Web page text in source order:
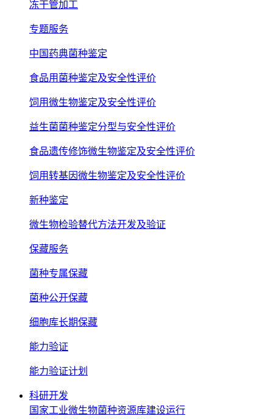
冻干管加工
专题服务
中国药典菌种鉴定
食品用菌种鉴定及安全性评价
饲用微生物鉴定及安全性评价
益生菌菌种鉴定分型与安全性评价
食品遗传修饰微生物鉴定及安全性评价
饲用转基因微生物鉴定及安全性评价
新种鉴定
微生物检验替代方法开发及验证
保藏服务
菌种专属保藏
菌种公开保藏
细胞库长期保藏
能力验证
能力验证计划
科研开发
国家工业微生物菌种资源库建设运行